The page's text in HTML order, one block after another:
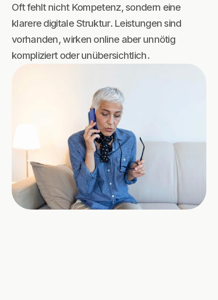
Oft fehlt nicht Kompetenz, sondern eine
klarere digitale Struktur. Leistungen sind
vorhanden, wirken online aber unnötig
kompliziert oder unübersichtlich.